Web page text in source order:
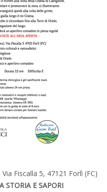
Fiscalla 5, 47121 Forlì (FC)
STORIA E SAPORI